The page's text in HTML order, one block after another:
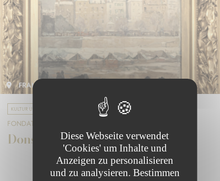
FRANKREICH
KULTUR UND VIELFALT
FONDATION LA MARCK
Dons au musée Carnavalet
Diese Webseite verwendet
'Cookies' um Inhalte und
Anzeigen zu personalisieren
und zu analysieren. Bestimmen